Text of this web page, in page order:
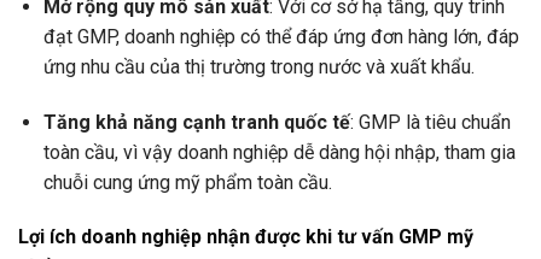
Mở rộng quy mô sản xuất: Với cơ sở hạ tầng, quy trình
đạt GMP, doanh nghiệp có thể đáp ứng đơn hàng lớn, đáp
ứng nhu cầu của thị trường trong nước và xuất khẩu.
Tăng khả năng cạnh tranh quốc tế: GMP là tiêu chuẩn
toàn cầu, vì vậy doanh nghiệp dễ dàng hội nhập, tham gia
chuỗi cung ứng mỹ phẩm toàn cầu.
Lợi ích doanh nghiệp nhận được khi tư vấn GMP mỹ